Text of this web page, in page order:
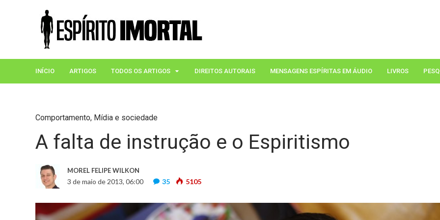
INÍCIO ARTIGOS TODOS OS ARTIGOS DIREITOS AUTORAIS MENSAGENS ESPÍRITAS EM ÁUDIO LIVROS
Comportamento, Mídia e sociedade
A falta de instrução e o Espiritismo
MOREL FELIPE WILKON
3 de maio de 2013, 06:00 35 5105